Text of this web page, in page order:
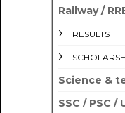
Railway /
RESULTS
Science &
SSC / PSC /